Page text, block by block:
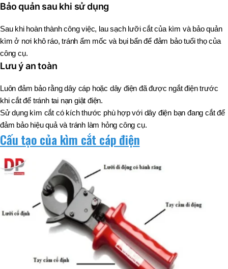
Bảo quản sau khi sử dụng
Sau khi hoàn thành công việc, lau sạch lưỡi cắt của kìm và bảo quản
kìm ở nơi khô ráo, tránh ẩm mốc và bụi bẩn để đảm bảo tuổi thọ của
công cụ.
Lưu ý an toàn
Luôn đảm bảo rằng dây cáp hoặc dây điện đã được ngắt điện trước
khi cắt để tránh tai nạn giật điện.
Sử dụng kìm cắt có kích thước phù hợp với dây điện bạn đang cắt để
đảm bảo hiệu quả và tránh làm hỏng công cụ.
Cấu tạo của kìm cắt cáp điện